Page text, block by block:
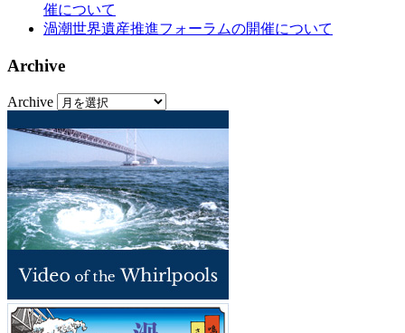
催について
渦潮世界遺産推進フォーラムの開催について
Archive
Archive